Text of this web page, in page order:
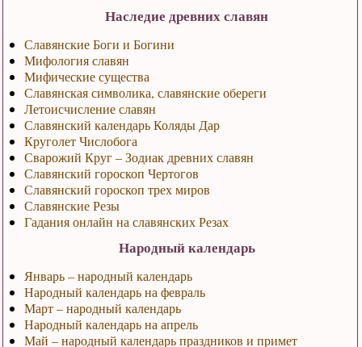
Наследие древних славян
Славянские Боги и Богини
Мифология славян
Мифические существа
Славянская символика, славянские обереги
Летоисчисление славян
Славянский календарь Коляды Дар
Круголет Числобога
Сварожий Круг – Зодиак древних славян
Славянский гороскоп Чертогов
Славянский гороскоп трех миров
Славянские Резы
Гадания онлайн на славянских Резах
Народный календарь
Январь – народный календарь
Народный календарь на февраль
Март – народный календарь
Народный календарь на апрель
Май – народный календарь праздников и примет